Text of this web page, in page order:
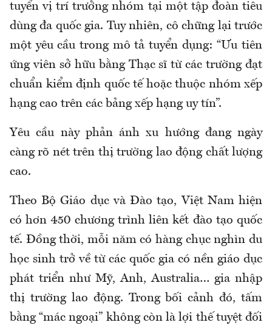
tuyển vị trí trưởng nhóm tại một tập đoàn tiêu
dùng đa quốc gia. Tuy nhiên, cô chững lại trước
một yêu cầu trong mô tả tuyển dụng: “Ưu tiên
ứng viên sở hữu bằng Thạc sĩ từ các trường đạt
chuẩn kiểm định quốc tế hoặc thuộc nhóm xếp
hạng cao trên các bảng xếp hạng uy tín”.
Yêu cầu này phản ánh xu hướng đang ngày
càng rõ nét trên thị trường lao động chất lượng
cao.
Theo Bộ Giáo dục và Đào tạo, Việt Nam hiện
có hơn 450 chương trình liên kết đào tạo quốc
tế. Đồng thời, mỗi năm có hàng chục nghìn du
học sinh trở về từ các quốc gia có nền giáo dục
phát triển như Mỹ, Anh, Australia… gia nhập
thị trường lao động. Trong bối cảnh đó, tấm
bằng “mác ngoại” không còn là lợi thế tuyệt đối